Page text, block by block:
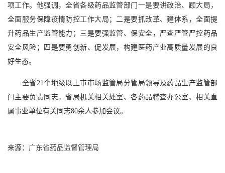
项工作。他强调，全省各级药品监管部门一是要讲政治、顾大局，
全面服务保障疫情防控工作大局；二是要抓改革、建体系，全面提
升药品生产监管能力；三是要强监管、保安全，严查严管严控药品
安全风险；四是要勇创新、促发展，构建医药产业高质量发展的良
好生态。
全省21个地级以上市市场监管局分管局领导及药品生产监管部
门主要负责同志，省局机关相关处室、各药品稽查办公室、相关直
属事业单位有关同志80余人参加会议。
来源： 广东省药品监督管理局